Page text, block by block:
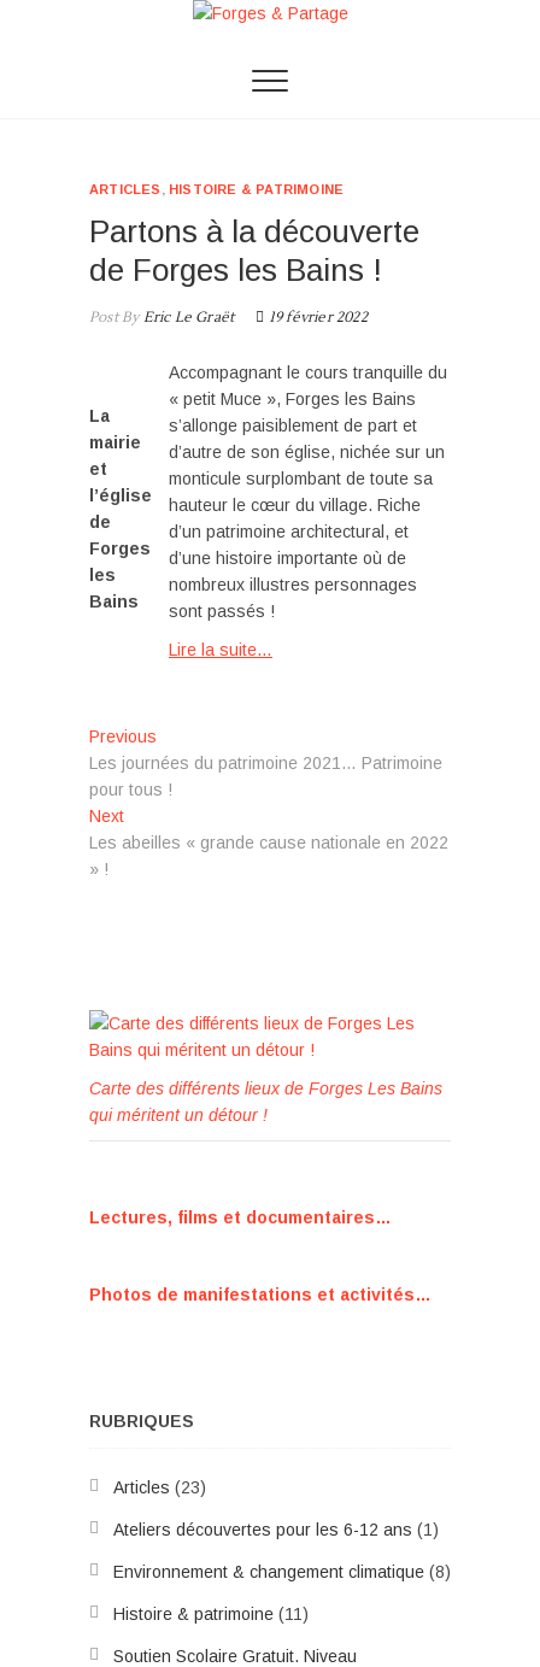
Forges & Partage
CONVIVIAL OÙ CHACUN AIME SE RETROUVER
AFIN DE DÉCOUVRIR ET MIEUX COMPRENDRE
ARTICLES HISTOIRE & PATRIMOINE
Partons à la découverte
de Forges les Bains !
Post ByEric Le Graët 19 février 2022
La
mairie
et
l’église
de
Forges
les
Bains
Accompagnant le cours tranquille du
« petit Muce », Forges les Bains
s’allonge paisiblement de part et
d’autre de son église, nichée sur un
monticule surplombant de toute sa
hauteur le cœur du village. Riche
d’un patrimoine architectural, et
d’une histoire importante où de
nombreux illustres personnages
sont passés !
Lire la suite…
Navigation
de
l’article
Previous
post:
Les journées du patrimoine 2021… Patrimoine
pour tous !
NextNext
post:
Les abeilles « grande cause nationale en 2022
» !
Carte des différents lieux de Forges Les Bains
qui méritent un détour !
Lectures, films et documentaires…
Photos de manifestations et activités…
RUBRIQUES
Articles (23)
Ateliers découvertes pour les 6-12 ans (1)
Environnement & changement climatique (8)
Histoire & patrimoine (11)
Soutien Scolaire Gratuit. Niveau